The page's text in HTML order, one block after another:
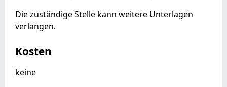
Die zuständige Stelle kann weitere Unterlagen
verlangen.
Kosten
keine